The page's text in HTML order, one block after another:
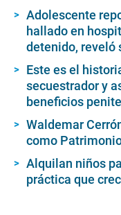
Adolescente
hallado en
detenido, reveló
Este es el
secuestrador y
beneficios
Waldemar
como
Alquilan niños
práctica que